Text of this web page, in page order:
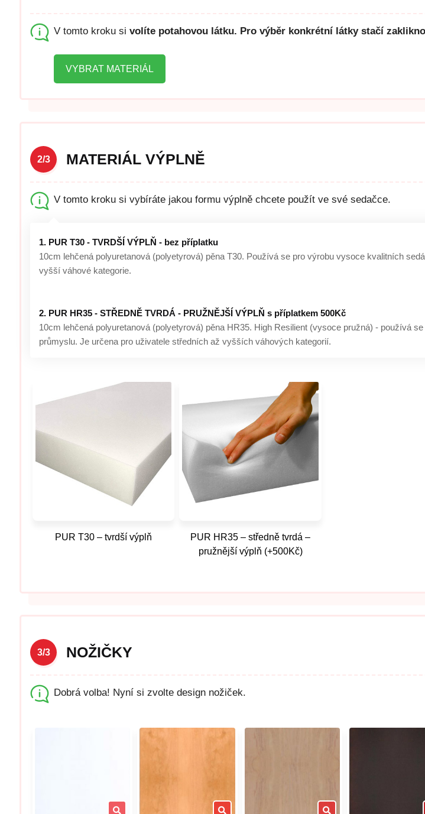
V tomto kroku si volíte potahovou látku. Pro výběr konkrétní látky stačí
VYBRAT MATERIÁL
2/3 MATERIÁL VÝPLNĚ
V tomto kroku si vybíráte jakou formu výplně chcete použít ve své sedačce.
1. PUR T30 - TVRDŠÍ VÝPLŇ - bez příplatku
10cm lehčená polyuretanová (polyetyrová) pěna T30. Používá se pro výrobu vysoce kvalitních
vyšší váhové kategorie.
2. PUR HR35 - STŘEDNĚ TVRDÁ - PRUŽNĚJŠÍ VÝPLŇ s příplatkem 500Kč
10cm lehčená polyuretanová (polyetyrová) pěna HR35. High Resilient (vysoce pružná) - používá
průmyslu. Je určena pro uživatele středních až vyšších váhových kategorií.
PUR T30 – tvrdší výplň
PUR HR35 – středně tvrdá –
pružnější výplň (+500Kč)
3/3 NOŽIČKY
Dobrá volba! Nyní si zvolte design nožiček.